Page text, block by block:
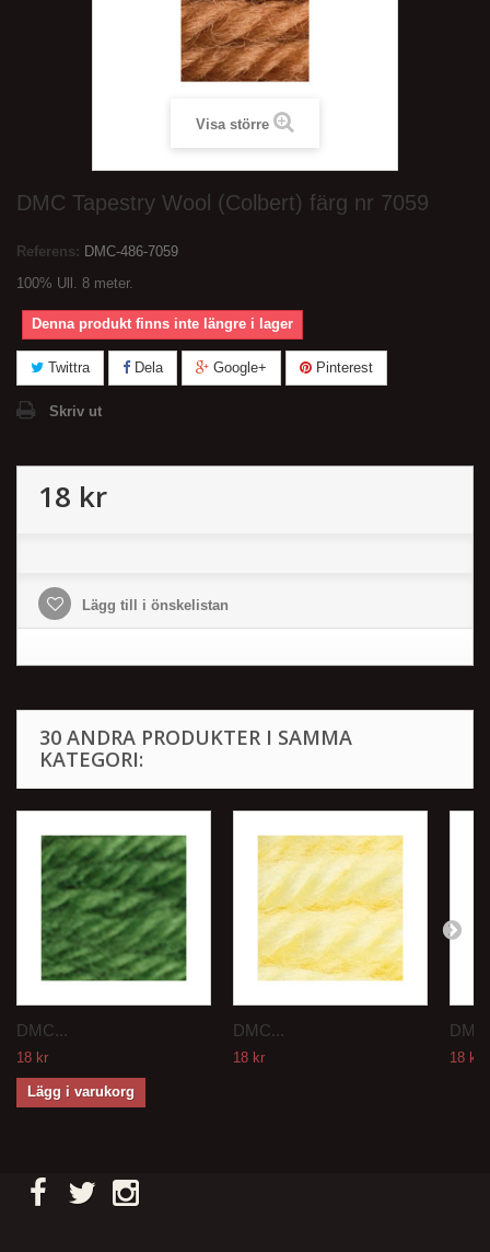
Visa större
DMC Tapestry Wool (Colbert) färg nr 7059
Referens: DMC-486-7059
100% Ull. 8 meter.
Denna produkt finns inte längre i lager
Twittra Dela Google+ Pinterest
Skriv ut
18 kr
Lägg till i önskelistan
30 ANDRA PRODUKTER I SAMMA
KATEGORI:
DMC...
18 kr
Lägg i varukorg
DMC...
18 kr 18 kr